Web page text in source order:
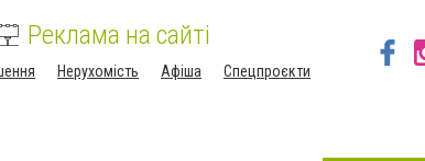
Реклама на сайті
Нерухомість Афіша Спецпроєкти